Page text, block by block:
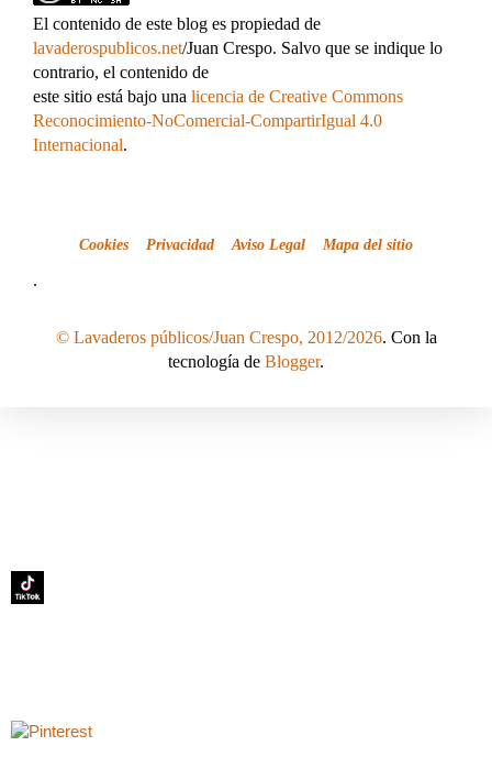
El contenido de este blog es propiedad de
lavaderospublicos.net/Juan Crespo. Salvo que se indique lo
contrario, el contenido de
este sitio está bajo una licencia de Creative Commons
Reconocimiento-NoComercial-CompartirIgual 4.0
Internacional.
Cookies Privacidad Aviso Legal Mapa del sitio
.
© Lavaderos públicos/Juan Crespo, 2012/2026. Con la
tecnología de Blogger.